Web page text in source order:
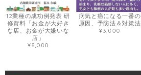
12業種の成功例発表 研
修資料「お金が大好き
な店、お金が大嫌いな
店」
¥8,000
病気と癌になる一番の
原因、予防法＆対策法
¥3,000